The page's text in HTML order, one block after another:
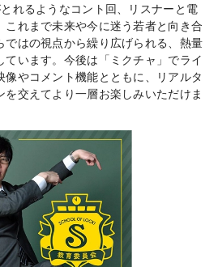
れるようなコント回、リスナーと電
これまで未来や今に迷う若者と向き合
ではの視点から繰り広げられる、熱量
ています。今後は「ミクチャ」でライ
像やコメント機能とともに、リアルタ
を交えてより一層お楽しみいただけま